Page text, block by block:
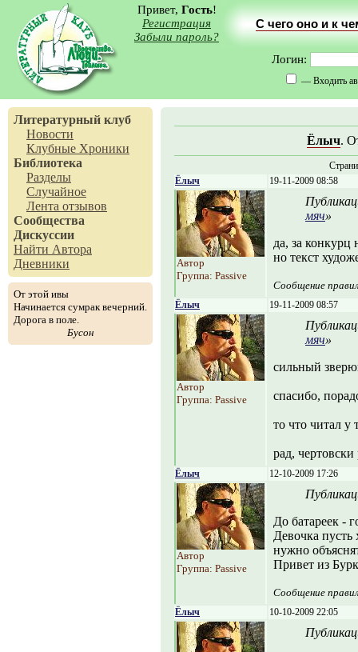
Привет, Гость!
Регистрация
Забыли пароль?
С чего оно и к
Логин:
— Входить
Литературный клуб
Новости
Клубные Хроники
Библиотека
Разделы
Случайное
Лента отзывов
Сообщества
Дискуссии
Найти Автора
Дневники
От этой ивы
Начинается сумрак вечерний.
Дорога в поле.
Бусон
Ёлыч.
Ёлыч
19-11-2009 08:58
Автор
Группа: Passive
мяч»
да, за конкурц
но текст
Сообщение
Ёлыч 19-11-2009 08:57
Автор
Группа: Passive
мяч»
сильный
спасибо,
то что читал у
рад, чертовски
Ёлыч 12-10-2009 17:26
Автор
Группа: Passive
До батареек -
Девочка пусть
нужно
Привет из
Сообщение
Ёлыч 10-10-2009 22:05